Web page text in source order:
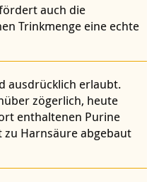
auch die
Trinkmenge eine echte
ausdrücklich erlaubt.
zögerlich, heute
enthaltenen Purine
Harnsäure abgebaut